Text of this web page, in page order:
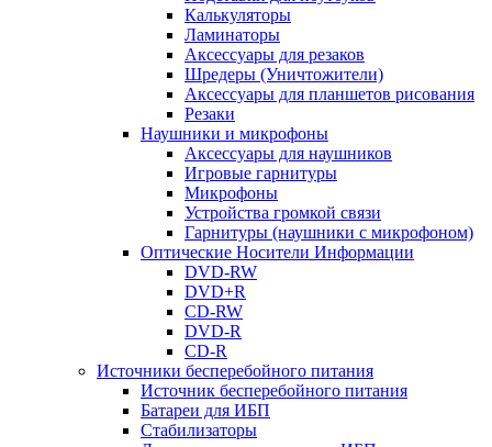
Калькуляторы
Ламинаторы
Аксессуары для резаков
Шредеры (Уничтожители)
Аксессуары для планшетов рисования
Резаки
Наушники и микрофоны
Аксессуары для наушников
Игровые гарнитуры
Микрофоны
Устройства громкой связи
Гарнитуры (наушники с микрофоном)
Оптические Носители Информации
DVD-RW
DVD+R
CD-RW
DVD-R
CD-R
Источники бесперебойного питания
Источник бесперебойного питания
Батареи для ИБП
Стабилизаторы